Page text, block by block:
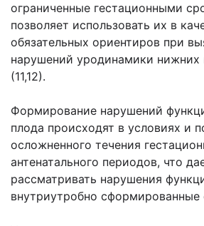
ограниченные гестационными
позволяет использовать их в
обязательных ориентиров при
нарушений уродинамики нижних
(11,12).
Формирование нарушений
плода происходят в условиях и
осложненного течения
антенатального периодов, что
рассматривать нарушения
внутриутробно сформированные